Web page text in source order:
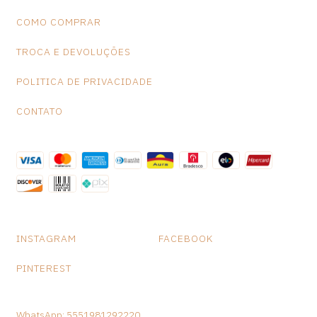
reconhecimento de países como Portugal, Itália e França que,
inclusive, já tiveram exposições das esculturas desta paraibana.
COMO COMPRAR
TROCA E DEVOLUÇÕES
POLITICA DE PRIVACIDADE
CONTATO
INSTAGRAM FACEBOOK
PINTEREST